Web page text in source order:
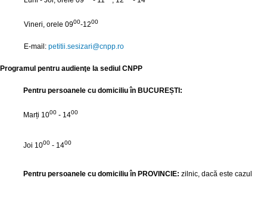
Vineri, orele 0900-1200
E-mail: petitii.sesizari@cnpp.ro
Programul pentru audienţe la sediul CNPP
Pentru persoanele cu domiciliu în BUCUREȘTI:
Marți 1000 - 1400
Joi 1000 - 1400
Pentru persoanele cu domiciliu în PROVINCIE: zilnic, dacă este cazul